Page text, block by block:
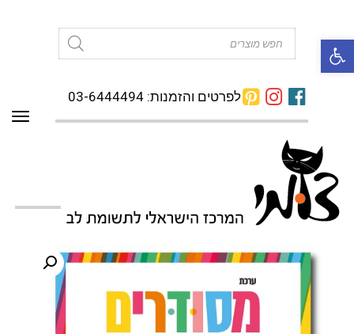
פתח סרגל נגישות
לפרטים והזמנות: 03-6444494